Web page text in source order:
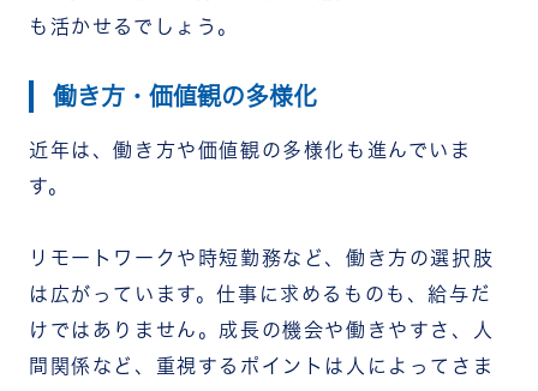
も活かせるでしょう。
働き方・価値観の多様化
近年は、働き方や価値観の多様化も進んでいま
す。
リモートワークや時短勤務など、働き方の選択肢
は広がっています。仕事に求めるものも、給与だ
けではありません。成長の機会や働きやすさ、人
間関係など、重視するポイントは人によってさま